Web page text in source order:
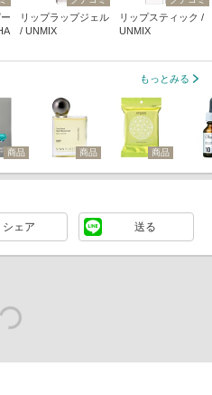
リップラップジェル
/ UNMIX
リップスティック /
UNMIX
もっとみる
商品 商品 商品
シェア 送る